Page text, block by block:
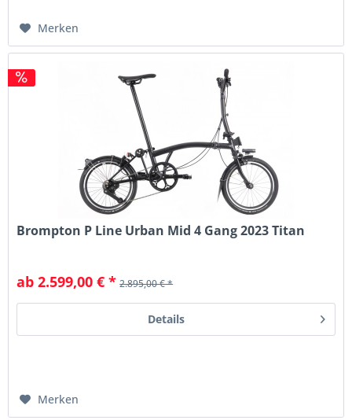
Merken
Brompton P Line Urban Mid 4 Gang 2023 Titan
ab 2.599,00 € * 2.895,00 € *
Details
Merken